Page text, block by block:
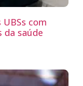
com
da saúde